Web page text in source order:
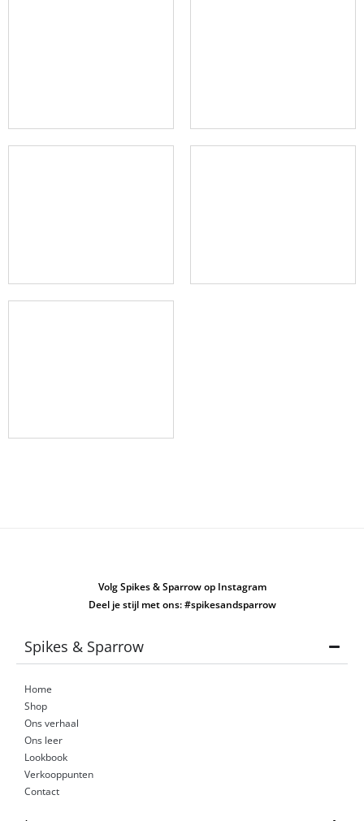
Volg Spikes & Sparrow op Instagram
Deel je stijl met ons: #spikesandsparrow
Spikes & Sparrow
Home
Shop
Ons verhaal
Ons leer
Lookbook
Verkooppunten
Contact